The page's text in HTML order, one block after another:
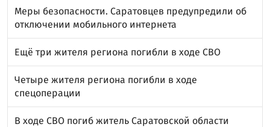
Меры безопасности. Саратовцев предупредили об
отключении мобильного интернета
Ещё три жителя региона погибли в ходе СВО
Четыре жителя региона погибли в ходе
спецоперации
В ходе СВО погиб житель Саратовской области